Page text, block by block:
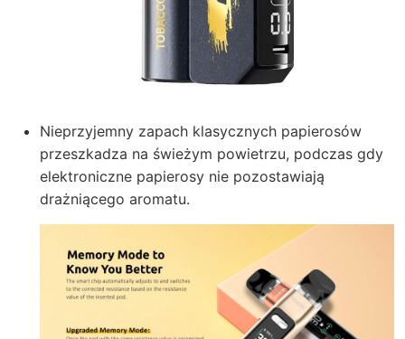
Nieprzyjemny zapach klasycznych papierosów
przeszkadza na świeżym powietrzu, podczas gdy
elektroniczne papierosy nie pozostawiają
drażniącego aromatu.